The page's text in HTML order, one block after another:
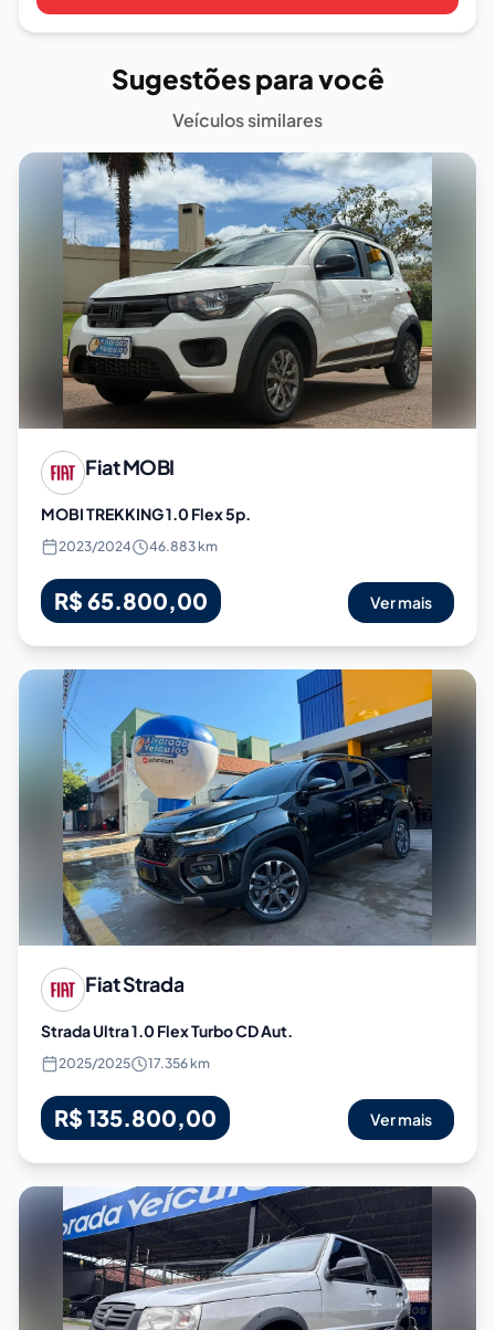
Sugestões para você
Veículos similares
FiatMOBI
MOBI TREKKING 1.0 Flex 5p.
2023/2024 46.883 km
R$ 65.800,00 Ver mais
FiatStrada
Strada Ultra 1.0 Flex Turbo CD Aut.
2025/2025 17.356 km
R$ 135.800,00 Ver mais